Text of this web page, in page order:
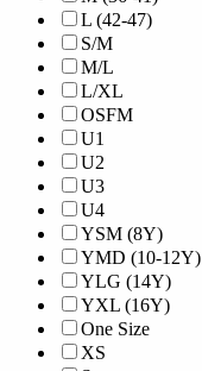
L (42-47)
S/M
M/L
L/XL
OSFM
U1
U2
U3
U4
YSM (8Y)
YMD (10-12Y)
YLG (14Y)
YXL (16Y)
One Size
XS